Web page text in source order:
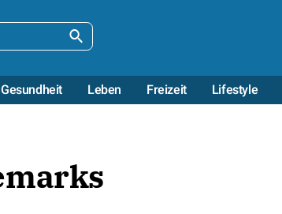
Gesundheit Leben Freizeit Lifestyle